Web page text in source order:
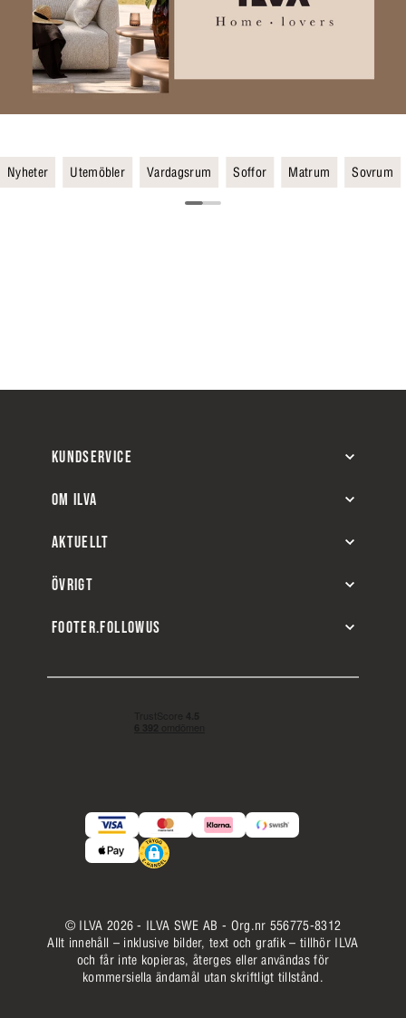
Nyheter Utemöbler Vardagsrum Soffor Matrum Sovrum
KUNDSERVICE
OM ILVA
AKTUELLT
ÖVRIGT
FOOTER.FOLLOWUS
© ILVA 2026 - ILVA SWE AB - Org.nr 556775-8312
Allt innehåll – inklusive bilder, text och grafik – tillhör ILVA
och får inte kopieras, återges eller användas för
kommersiella ändamål utan skriftligt tillstånd.